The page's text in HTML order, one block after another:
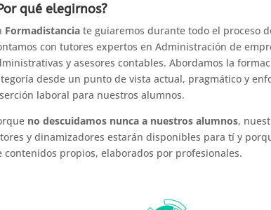
qué elegirnos?
Formadistanciate guiaremos durante todo el proceso
con tutores expertos en Administración de
y asesores contables. Abordamos la
desde un punto de vista actual, pragmático y
laboral para nuestros alumnos.
no descuidamos nunca a nuestros alumnos,
y dinamizadores estarán disponibles para tí y
contenidos propios, elaborados por profesionales.